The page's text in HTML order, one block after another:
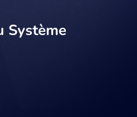
Système